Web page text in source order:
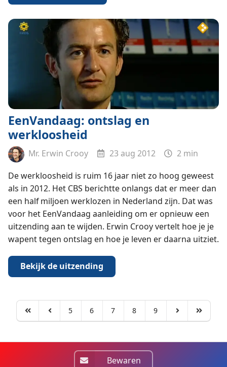
EenVandaag: ontslag en
werkloosheid
Mr. Erwin Crooy 23 aug 2012
2 min
De werkloosheid is ruim 16 jaar niet zo hoog geweest
als in 2012. Het CBS berichtte onlangs dat er meer dan
een half miljoen werklozen in Nederland zijn. Dat was
voor het EenVandaag aanleiding om er opnieuw een
uitzending aan te wijden. Erwin Crooy vertelt hoe je je
wapent tegen ontslag en hoe je leven er daarna uitziet.
Bekijk de uitzending
5 6 7 8 9
Bewaren